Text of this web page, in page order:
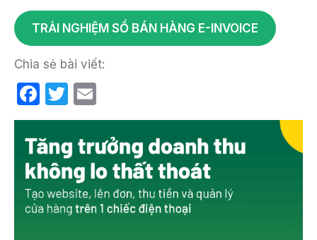
TRẢI NGHIỆM SỔ BÁN HÀNG E-INVOICE
Chia sẻ bài viết:
F
a
c
e
b
o
T
w
itt
er
m
ail